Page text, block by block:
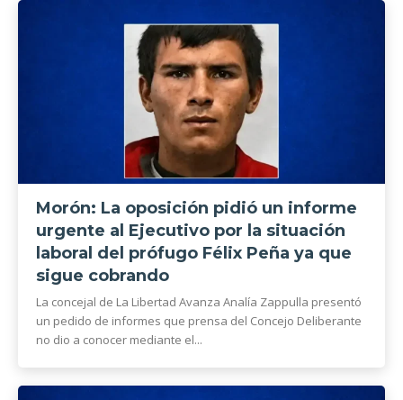
Morón: La oposición pidió un informe
urgente al Ejecutivo por la situación
laboral del prófugo Félix Peña ya que
sigue cobrando
La concejal de La Libertad Avanza Analía Zappulla presentó
un pedido de informes que prensa del Concejo Deliberante
no dio a conocer mediante el...